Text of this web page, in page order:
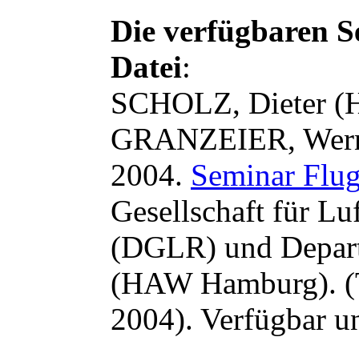
Die verfügbaren
Datei:
SCHOLZ, Dieter
GRANZEIER,
2004. Seminar
Gesellschaft für
(DGLR) und
(HAW Hamburg).
2004). Verfügbar